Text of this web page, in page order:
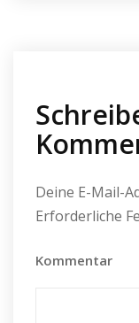
Deine E-Mail-
Erforderliche
Kommentar